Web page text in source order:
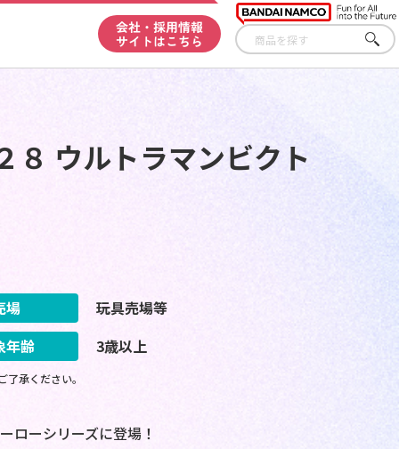
会社・採用情報
サイトはこちら
さが
す
８ ウルトラマンビクト
場
玩具売場等
年齢
3歳以上
承ください。
ローシリーズに登場！